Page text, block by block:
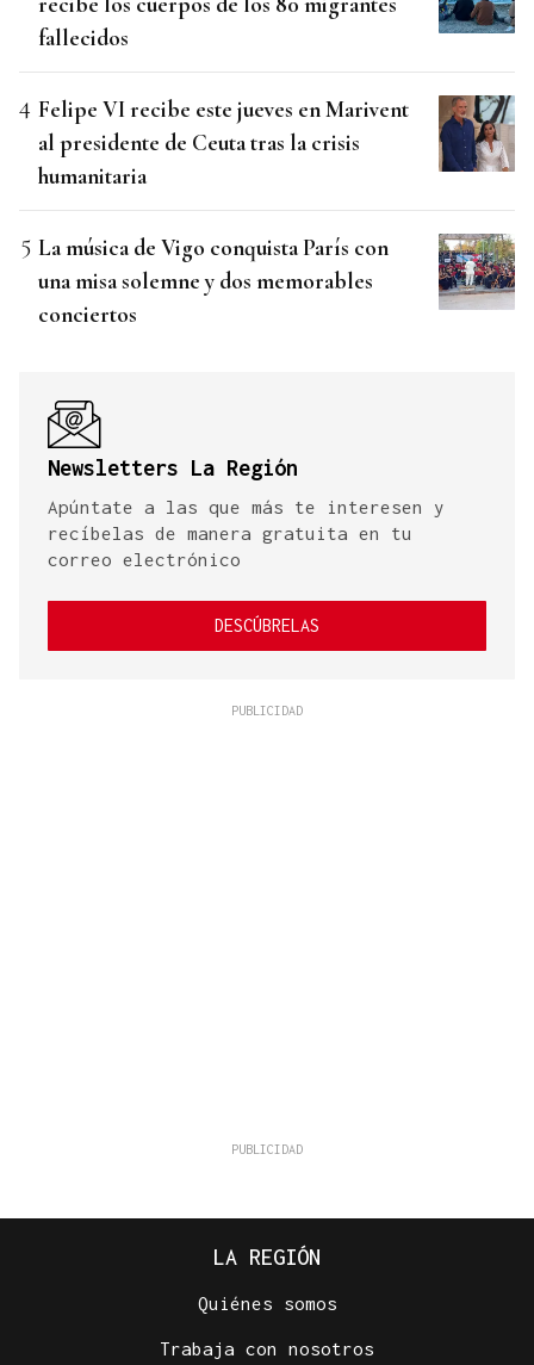
fallecidos
Felipe VI recibe este jueves en Marivent
al presidente de Ceuta tras la crisis
humanitaria
La música de Vigo conquista París con
una misa solemne y dos memorables
conciertos
Newsletters La Región
Apúntate a las que más te interesen y
recíbelas de manera gratuita en tu
correo electrónico
DESCÚBRELAS
LA REGIÓN
Quiénes somos
Trabaja con nosotros